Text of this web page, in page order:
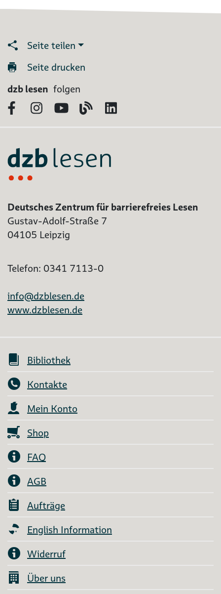
Seite teilen
Seite drucken
dzb lesen folgen
FacebookInstagram
YouTubeBlog
Deutsches Zentrum für barrierefreies Lesen
Gustav-Adolf-Straße 7
04105 Leipzig
Telefon: 0341 7113-0
info@dzblesen.de
www.dzblesen.de
Bibliothek
Kontakte
Mein Konto
Shop
FAQ
AGB
Aufträge
English Information
Widerruf
Über uns